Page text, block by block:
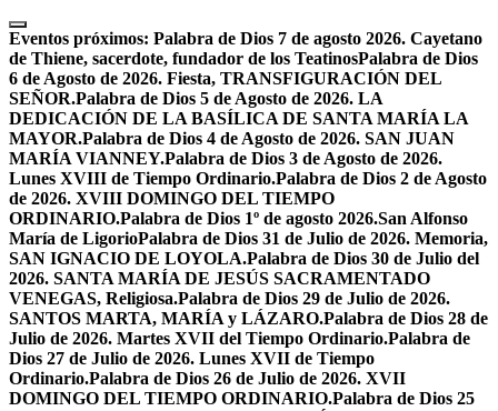
Skip
to
content
Eventos próximos: Palabra de Dios 7 de agosto 2026. Cayetano
de Thiene, sacerdote, fundador de los TeatinosPalabra de Dios
6 de Agosto de 2026. Fiesta, TRANSFIGURACIÓN DEL
SEÑOR.Palabra de Dios 5 de Agosto de 2026. LA
DEDICACIÓN DE LA BASÍLICA DE SANTA MARÍA LA
MAYOR.Palabra de Dios 4 de Agosto de 2026. SAN JUAN
MARÍA VIANNEY.Palabra de Dios 3 de Agosto de 2026.
Lunes XVIII de Tiempo Ordinario.Palabra de Dios 2 de Agosto
de 2026. XVIII DOMINGO DEL TIEMPO
ORDINARIO.Palabra de Dios 1º de agosto 2026.San Alfonso
María de LigorioPalabra de Dios 31 de Julio de 2026. Memoria,
SAN IGNACIO DE LOYOLA.Palabra de Dios 30 de Julio del
2026. SANTA MARÍA DE JESÚS SACRAMENTADO
VENEGAS, Religiosa.Palabra de Dios 29 de Julio de 2026.
SANTOS MARTA, MARÍA y LÁZARO.Palabra de Dios 28 de
Julio de 2026. Martes XVII del Tiempo Ordinario.Palabra de
Dios 27 de Julio de 2026. Lunes XVII de Tiempo
Ordinario.Palabra de Dios 26 de Julio de 2026. XVII
DOMINGO DEL TIEMPO ORDINARIO.Palabra de Dios 25